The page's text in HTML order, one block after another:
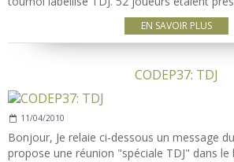
EN SAVOIR PLUS
CODEP37: TDJ
11/04/2010
Bonjour, Je relaie ci-dessous un message
propose une réunion "spéciale TDJ" dans le